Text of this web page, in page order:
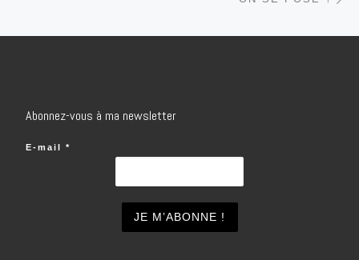
Abonnez-vous à ma newsletter
E-mail *